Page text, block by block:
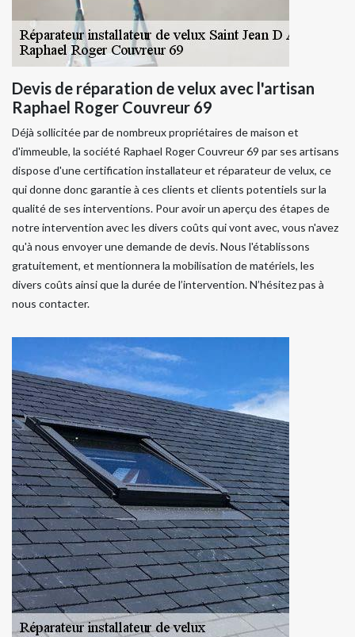
Devis de réparation de velux avec l'artisan
Raphael Roger Couvreur 69
Déjà sollicitée par de nombreux propriétaires de maison et
d'immeuble, la société Raphael Roger Couvreur 69 par ses artisans
dispose d'une certification installateur et réparateur de velux, ce
qui donne donc garantie à ces clients et clients potentiels sur la
qualité de ses interventions. Pour avoir un aperçu des étapes de
notre intervention avec les divers coûts qui vont avec, vous n'avez
qu'à nous envoyer une demande de devis. Nous l'établissons
gratuitement, et mentionnera la mobilisation de matériels, les
divers coûts ainsi que la durée de l’intervention. N’hésitez pas à
nous contacter.